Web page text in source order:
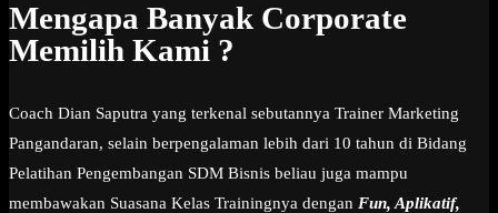
Mengapa Banyak Corporate
Memilih Kami ?
Coach Dian Saputra yang terkenal sebutannya Trainer Marketing
Pangandaran, selain berpengalaman lebih dari 10 tahun di Bidang
Pelatihan Pengembangan SDM Bisnis beliau juga mampu
membawakan Suasana Kelas Trainingnya dengan Fun, Aplikatif,